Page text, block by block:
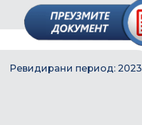
Ревидирани период: 2023